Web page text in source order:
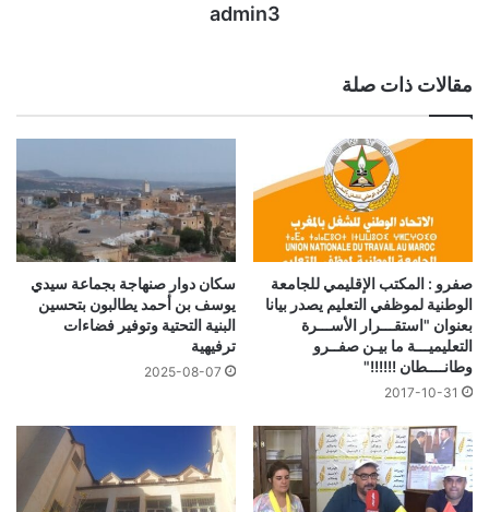
admin3
مقالات ذات صلة
صفرو : المكتب الإقليمي للجامعة
الوطنية لموظفي التعليم يصدر بيانا
بعنوان "استقـــرار الأســـرة
التعليميـــة ما بيـن صفــرو
وطانــــطان !!!!!!"
2017-10-31
سكان دوار صنهاجة بجماعة سيدي
يوسف بن أحمد يطالبون بتحسين
البنية التحتية وتوفير فضاءات
ترفيهية
2025-08-07